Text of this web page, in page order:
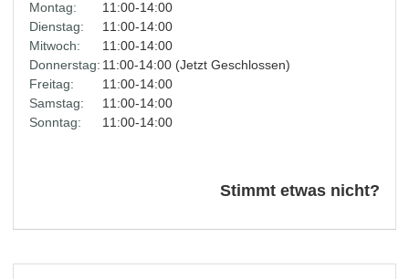
Montag:
11:00-14:00
Dienstag:
11:00-14:00
Mitwoch:
11:00-14:00
Donnerstag: 11:00-14:00 (Jetzt Geschlossen)
Freitag:
11:00-14:00
Samstag:
11:00-14:00
Sonntag:
11:00-14:00
Stimmt etwas nicht?